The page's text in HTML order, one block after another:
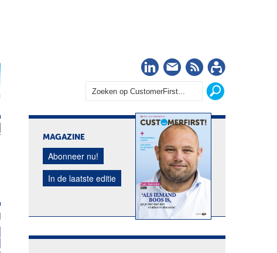
LinkedIn
Nieuwsbrief
RSS
MAGAZINE
Abonneer nu!
In de laatste editie